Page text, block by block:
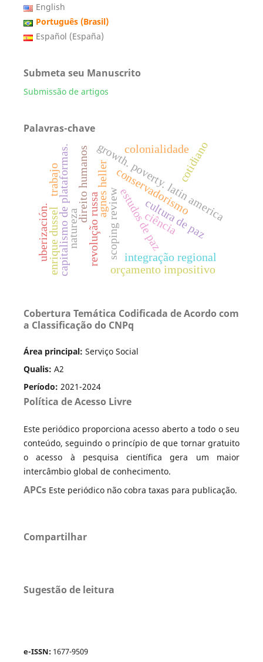
English
Português (Brasil)
Español (España)
Submeta seu Manuscrito
Submissão de artigos
Palavras-chave
growth. poverty. latin america
conservadorismo
capitalismo de plataformas. scoping reviewestudos de pazcultura de paz
integração regional
cotidiano
agnes heller
revolução russa
colonialidade
direito humanos
enrique dusselnatureza
uberización.
trabajo
orçamento impositivo
ciência
Cobertura Temática Codificada de Acordo com
a Classificação do CNPq
Área principal: Serviço Social
Qualis: A2
Período: 2021-2024
Política de Acesso Livre
Este periódico proporciona acesso aberto a todo o seu
conteúdo, seguindo o princípio de que tornar gratuito
o acesso à pesquisa científica gera um maior
intercâmbio global de conhecimento.
APCs Este periódico não cobra taxas para publicação.
Compartilhar
Sugestão de leitura
e-ISSN: 1677-9509